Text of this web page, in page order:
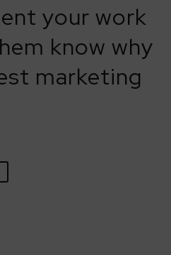
your work
know why
marketing